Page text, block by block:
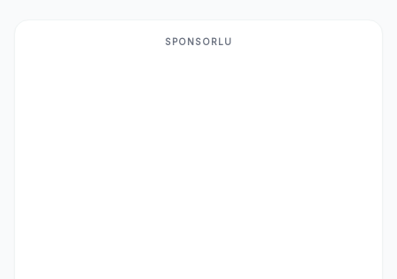
SPONSORLU